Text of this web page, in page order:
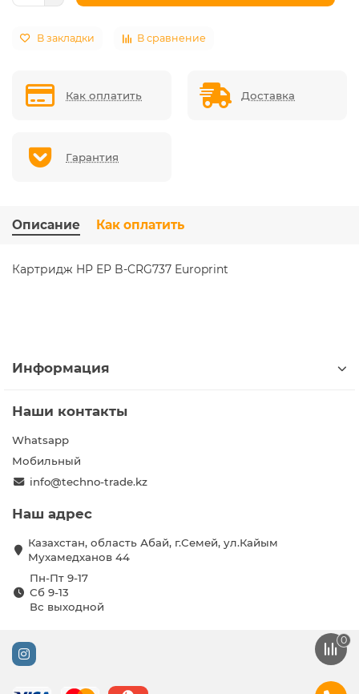
В закладки В сравнение
Как оплатить Доставка
Гарантия
Описание Как оплатить
Картридж HP EP B-CRG737 Europrint
Информация
Наши контакты
Whatsapp
Мобильный
info@techno-trade.kz
Наш адрес
Казахстан, область Абай, г.Семей, ул.Кайым
Мухамедханов 44
Пн-Пт 9-17
Сб 9-13
Вс выходной
0